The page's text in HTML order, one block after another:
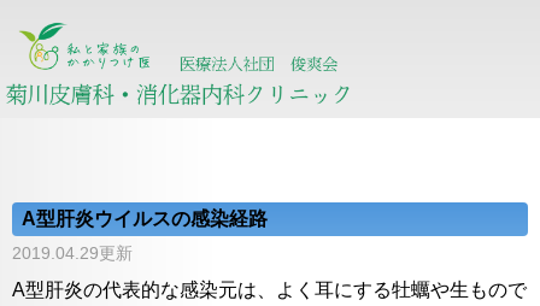
A型肝炎ウイルスの感染経路
2019.04.29更新
A型肝炎の代表的な感染元は、よく耳にする牡蠣や生もので